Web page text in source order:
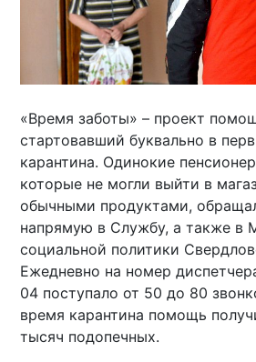
«Время заботы» – проект
стартовавший буквально в
карантина. Одинокие
которые не могли выйти в
обычными продуктами,
напрямую в Службу, а также в
социальной политики
Ежедневно на номер
04 поступало от 50 до 80
время карантина помощь
тысяч подопечных.